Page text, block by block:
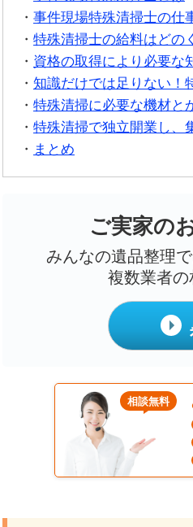
事件現場特殊清掃士の仕
特殊清掃士の給料はどの
資格の取得により必要な
知識だけでは足りない！
特殊清掃に必要な機材と
特殊清掃で独立開業し、
まとめ
ご実家の
みんなの遺品整理で
複数業者
相談無料